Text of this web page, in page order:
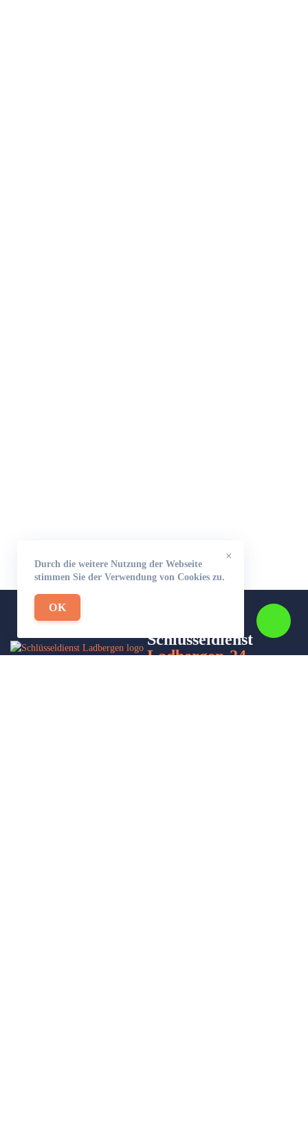
×
Durch die weitere Nutzung der Webseite
stimmen Sie der Verwendung von Cookies zu.
OK
Schlüsseldienst
Ladbergen-24